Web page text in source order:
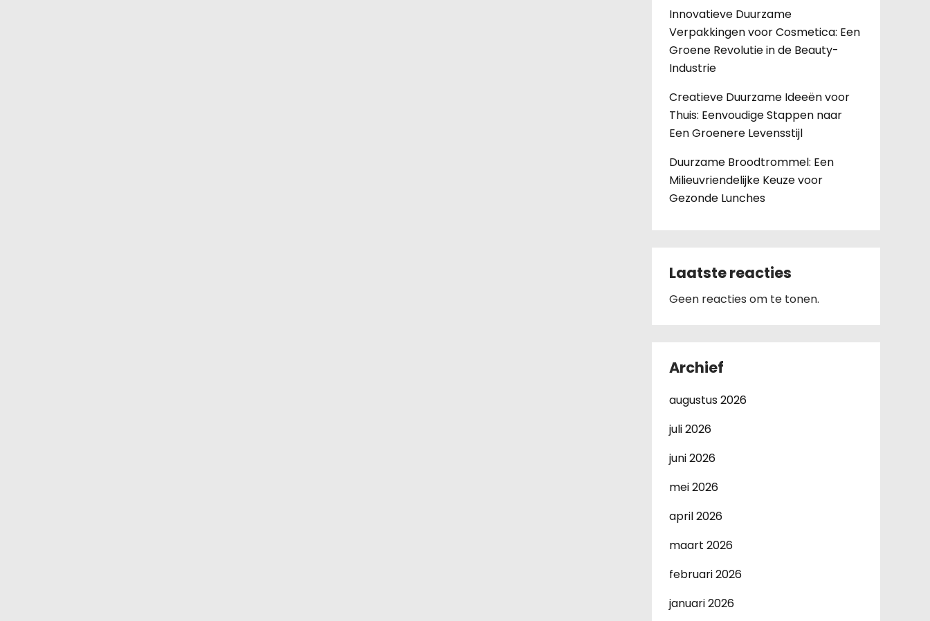
Innovatieve Duurzame
Verpakkingen voor Cosmetica: Een
Groene Revolutie in de Beauty-
Industrie
Creatieve Duurzame Ideeën voor
Thuis: Eenvoudige Stappen naar
Een Groenere Levensstijl
Duurzame Broodtrommel: Een
Milieuvriendelijke Keuze voor
Gezonde Lunches
Laatste reacties
Geen reacties om te tonen.
Archief
augustus 2026
juli 2026
juni 2026
mei 2026
april 2026
maart 2026
februari 2026
januari 2026